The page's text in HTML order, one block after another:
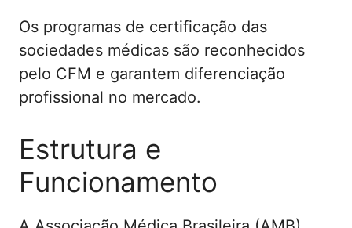
Os programas de certificação das
sociedades médicas são reconhecidos
pelo CFM e garantem diferenciação
profissional no mercado.
Estrutura e
Funcionamento